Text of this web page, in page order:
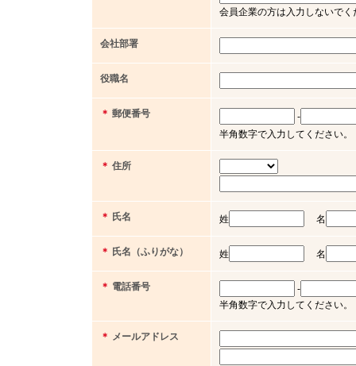
会員企業の方は入力しないで
会社部署
役職名
＊ 郵便番号
-
半角数字で入力してください。
＊ 住所
＊ 氏名 姓 名
＊ 氏名（ふりがな） 姓 名
＊ 電話番号
-
半角数字で入力してください
＊ メールアドレス